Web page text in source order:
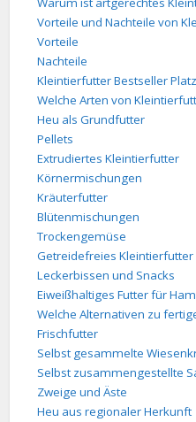
Vorteile und Nachteile von
Vorteile
Nachteile
Kleintierfutter Bestseller
Welche Arten von
Heu als Grundfutter
Pellets
Extrudiertes Kleintierfutter
Körnermischungen
Kräuterfutter
Blütenmischungen
Trockengemüse
Getreidefreies Kleintierfutter
Leckerbissen und Snacks
Eiweißhaltiges Futter für
Welche Alternativen zu
Frischfutter
Selbst gesammelte
Selbst zusammengestellte
Zweige und Äste
Heu aus regionaler Herkunft